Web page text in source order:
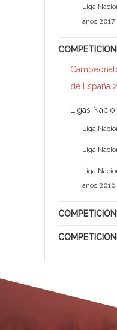
Liga
años 2017
de España
Ligas
Liga
Liga
Liga
años 2016